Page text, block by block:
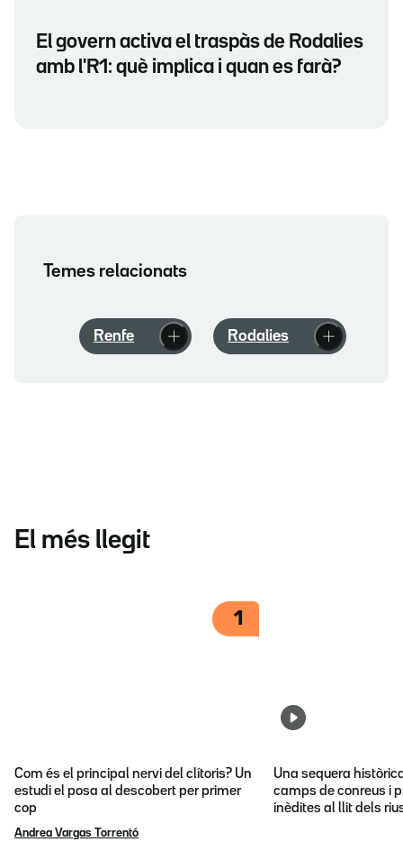
El govern activa el traspàs de Rodalies
amb l'R1: què implica i quan es farà?
Temes relacionats
Renfe Rodalies
El més llegit
1
Com és el principal nervi del clítoris? Un
estudi el posa al descobert per primer
cop
Andrea Vargas Torrentó
Una sequera
camps de conreus i
inèdites al llit dels